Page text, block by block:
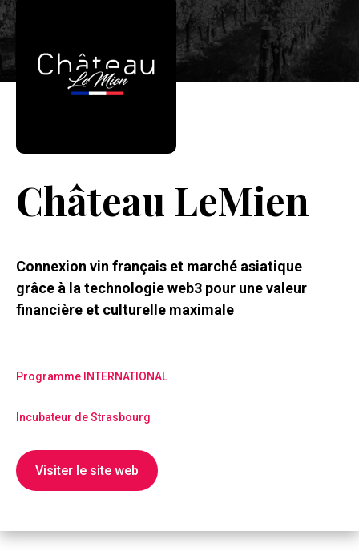
Château LeMien
Connexion vin français et marché asiatique
grâce à la technologie web3 pour une valeur
financière et culturelle maximale
Programme INTERNATIONAL
Incubateur de Strasbourg
Visiter le site web